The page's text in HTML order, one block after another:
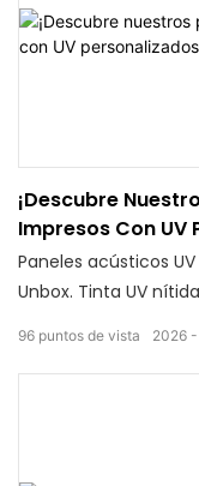
separado). Los
mayoría de los
¡Descubre
Impresos Con UV
Paneles acústicos
Unbox. Tinta UV
estable,
cualquier pared
2026
96 puntos de vista